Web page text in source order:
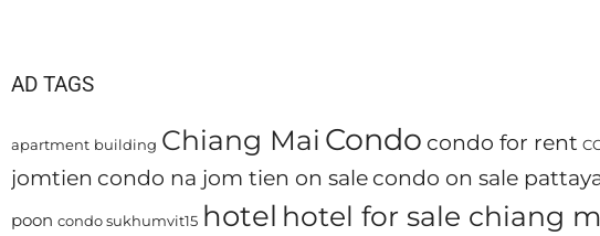
AD TAGS
apartment building Chiang Mai Condo condo for rent
jomtien condo na jom tien on sale condo on sale
poon condo sukhumvit15 hotel hotel for sale chiang